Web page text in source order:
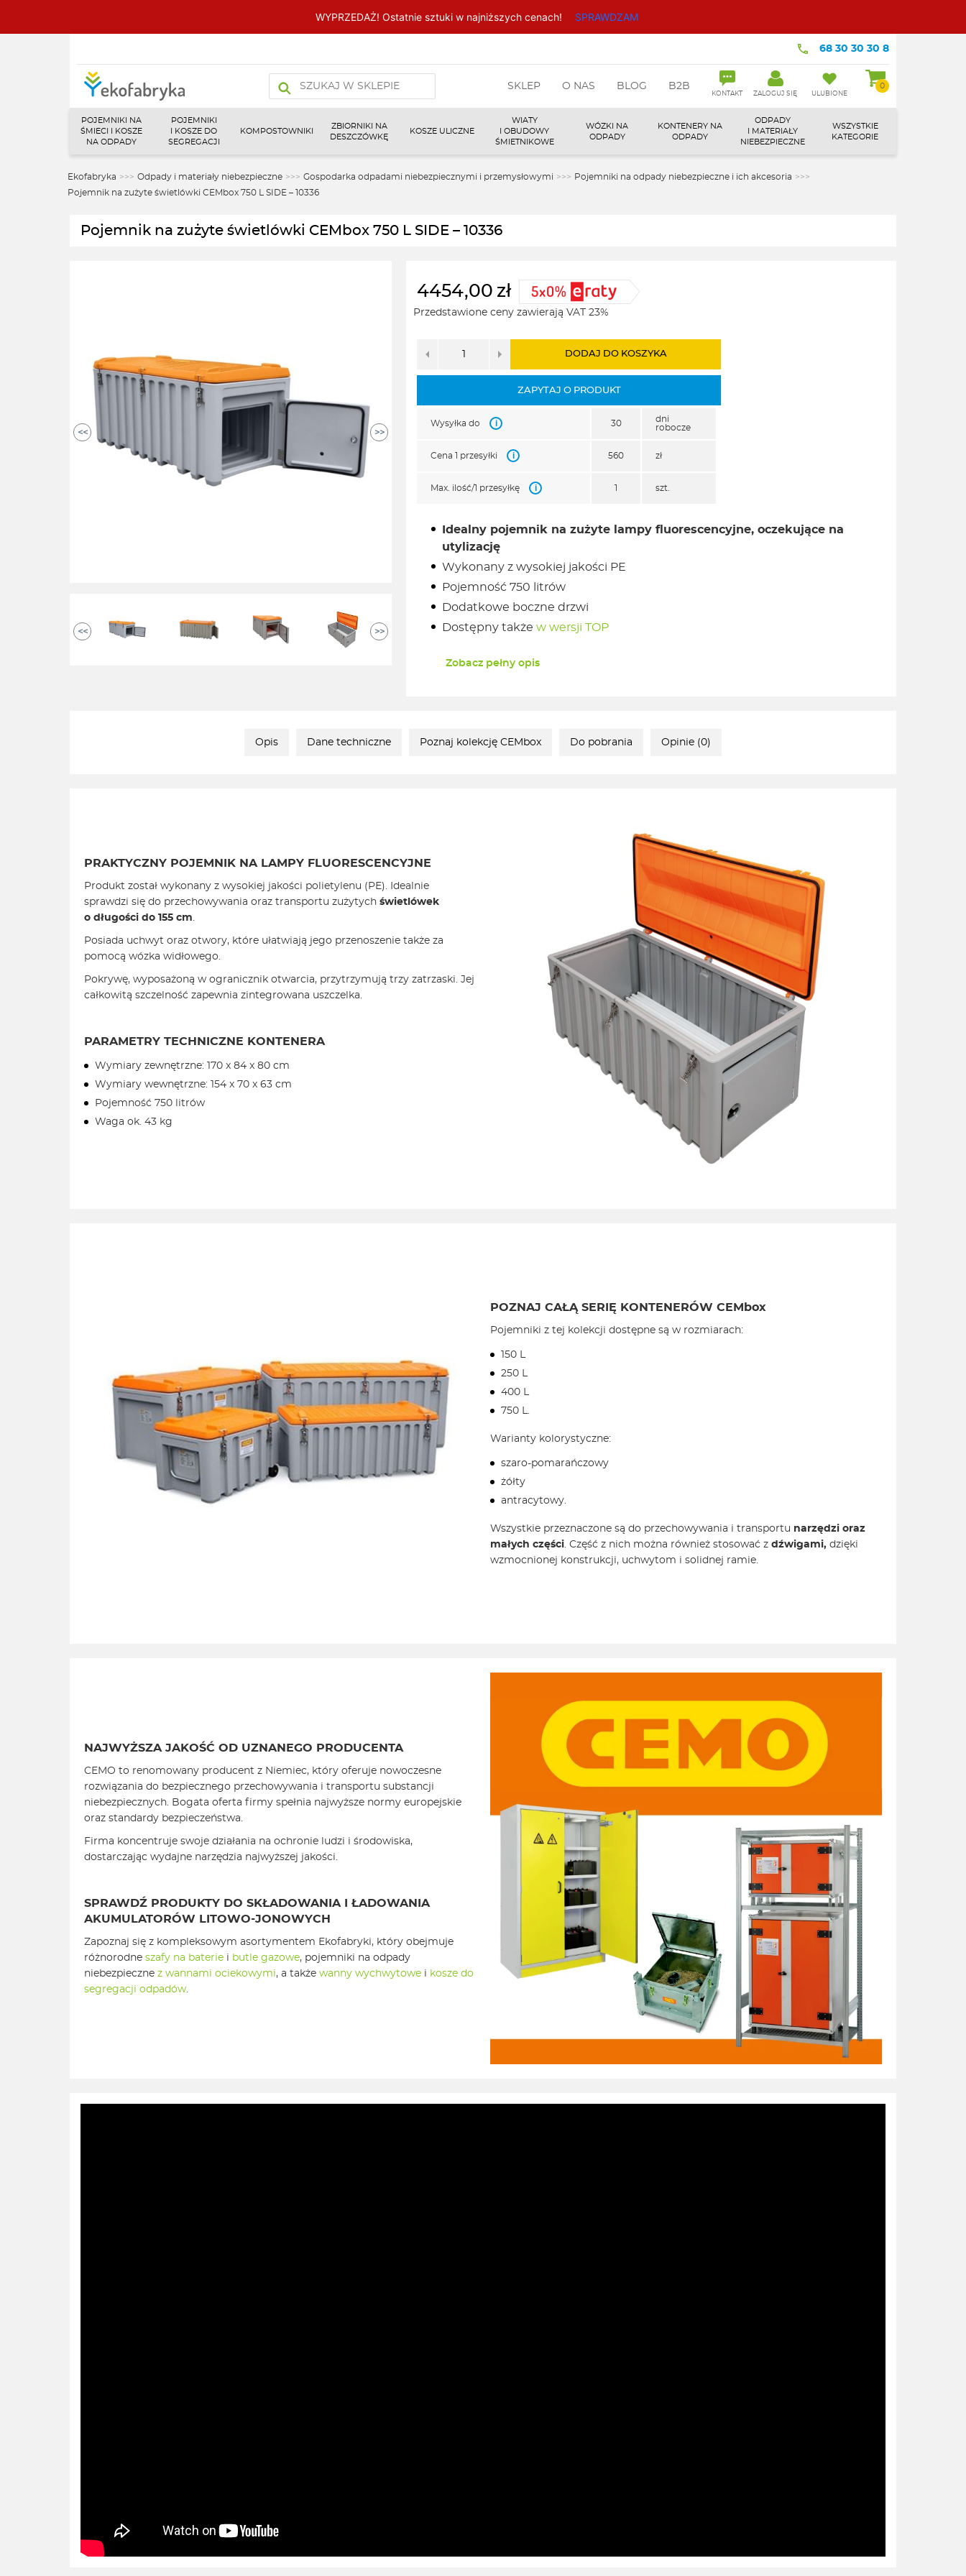
WYPRZEDAŻ! Ostatnie sztuki w najniższych cenach! SPRAWDZAM
68 30 30 30 8
produktów
SKLEP O NAS BLOG B2B
KONTAKT ZALOGUJ SIĘ ULUBIONE
0
POJEMNIKI NA
ŚMIECI I KOSZE
NA ODPADY
POJEMNIKI
I KOSZE DO
SEGREGACJI
KOMPOSTOWNIKI
ZBIORNIKI NA
DESZCZÓWKĘ
KOSZE ULICZNE
WIATY
I OBUDOWY
ŚMIETNIKOWE
WÓZKI NA
ODPADY
KONTENERY NA
ODPADY
ODPADY
I MATERIAŁY
NIEBEZPIECZNE
WSZYSTKIE
KATEGORIE
Ekofabryka >>> Odpady i materiały niebezpieczne >>> Gospodarka odpadami niebezpiecznymi i przemysłowymi >>> Pojemniki na odpady niebezpieczne i ich akcesoria >>>
Pojemnik na zużyte świetlówki CEMbox 750 L SIDE – 10336
Pojemnik na zużyte świetlówki CEMbox 750 L SIDE – 10336
<< >>
<< >>
4454,00 zł
Przedstawione ceny zawierają VAT 23%
DODAJ DO KOSZYKA
ZAPYTAJ O PRODUKT
Wysyłka do i 30
dni
robocze
Cena 1 przesyłki i 560 zł
Max. ilość/1 przesyłkę i szt.
Idealny pojemnik na zużyte lampy fluorescencyjne, oczekujące na
utylizację
Wykonany z wysokiej jakości PE
Pojemność 750 litrów
Dodatkowe boczne drzwi
Dostępny także w wersji TOP
Zobacz pełny opis
Opis Dane techniczne Poznaj kolekcję CEMbox Do pobrania Opinie (0)
PRAKTYCZNY POJEMNIK NA LAMPY FLUORESCENCYJNE
Produkt został wykonany z wysokiej jakości polietylenu (PE). Idealnie
sprawdzi się do przechowywania oraz transportu zużytych świetlówek
o długości do 155 cm.
Posiada uchwyt oraz otwory, które ułatwiają jego przenoszenie także za
pomocą wózka widłowego.
Pokrywę, wyposażoną w ogranicznik otwarcia, przytrzymują trzy zatrzaski. Jej
całkowitą szczelność zapewnia zintegrowana uszczelka.
PARAMETRY TECHNICZNE KONTENERA
Wymiary zewnętrzne: 170 x 84 x 80 cm
Wymiary wewnętrzne: 154 x 70 x 63 cm
Pojemność 750 litrów
Waga ok. 43 kg
POZNAJ CAŁĄ SERIĘ KONTENERÓW CEMbox
Pojemniki z tej kolekcji dostępne są w rozmiarach:
150 L
250 L
400 L
750 L.
Warianty kolorystyczne:
szaro-pomarańczowy
żółty
antracytowy.
Wszystkie przeznaczone są do przechowywania i transportu narzędzi oraz
małych części. Część z nich można również stosować z dźwigami, dzięki
wzmocnionej konstrukcji, uchwytom i solidnej ramie.
NAJWYŻSZA JAKOŚĆ OD UZNANEGO PRODUCENTA
CEMO to renomowany producent z Niemiec, który oferuje nowoczesne
rozwiązania do bezpiecznego przechowywania i transportu substancji
niebezpiecznych. Bogata oferta firmy spełnia najwyższe normy europejskie
oraz standardy bezpieczeństwa.
Firma koncentruje swoje działania na ochronie ludzi i środowiska,
dostarczając wydajne narzędzia najwyższej jakości.
SPRAWDŹ PRODUKTY DO SKŁADOWANIA I ŁADOWANIA
AKUMULATORÓW LITOWO-JONOWYCH
Zapoznaj się z kompleksowym asortymentem Ekofabryki, który obejmuje
różnorodne szafy na baterie i butle gazowe, pojemniki na odpady
niebezpieczne z wannami ociekowymi, a także wanny wychwytowe i kosze do
segregacji odpadów.